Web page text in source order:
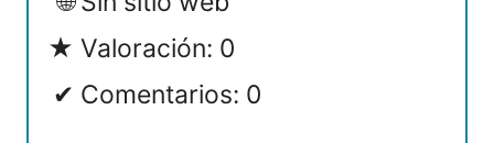
Valoración: 0
Comentarios: 0